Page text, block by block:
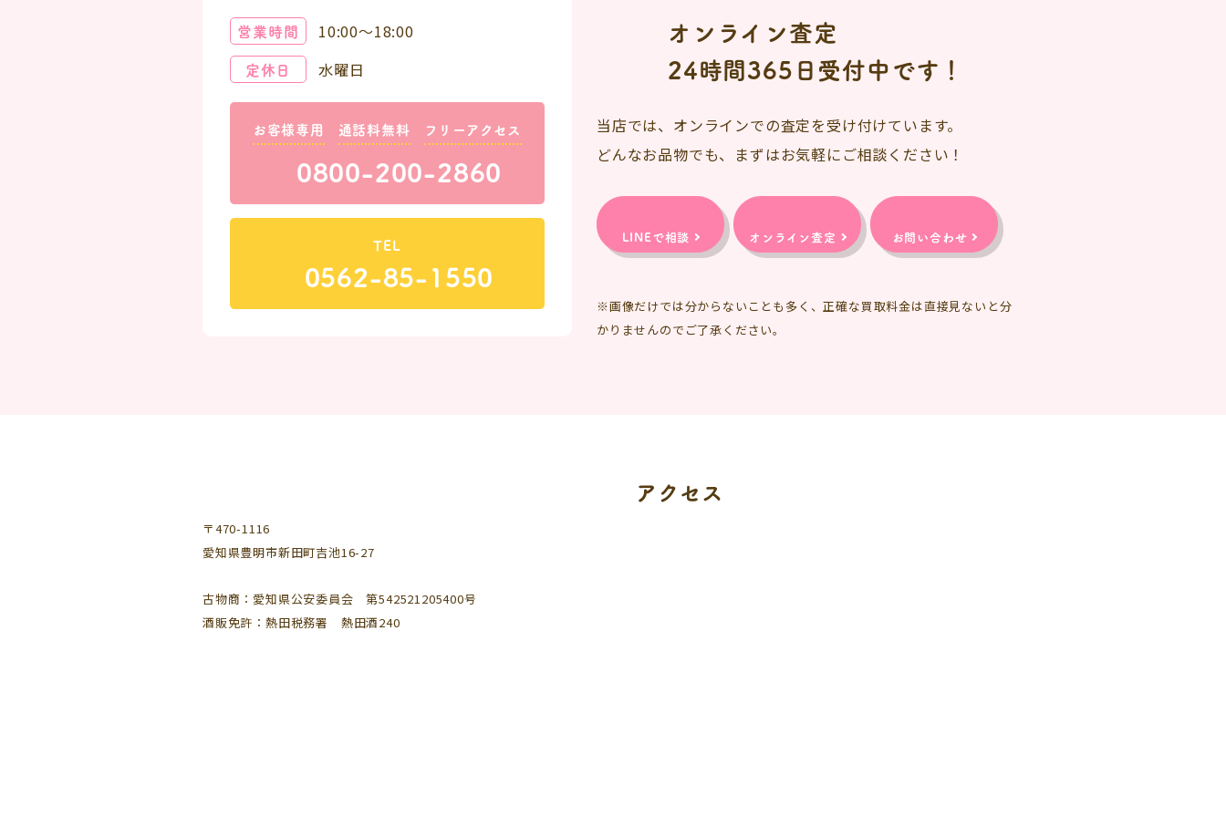
営業時間
10:00～18:00
定休日
水曜日
お客様専用 通話料無料 フリーアクセス
0800-200-2860
TEL
0562-85-1550
オンライン査定
24時間365日受付中です！
当店では、オンラインでの査定を受け付けています。
どんなお品物でも、まずはお気軽にご相談ください！
LINEで相談 オンライン査定 お問い合わせ
※画像だけでは分からないことも多く、正確な買取料金は直接見ないと分
かりませんのでご了承ください。
〒470-1116
愛知県豊明市新田町吉池16-27
古物商：愛知県公安委員会 第542521205400号
酒販免許：熱田税務署 熱田酒240
アクセス